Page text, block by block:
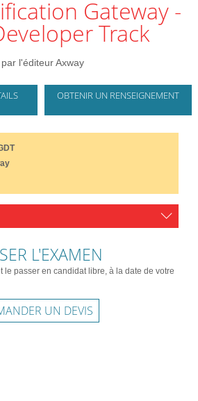
Track
par l'éditeur Axway
OBTENIR UN RENSEIGNEMENT
L'EXAMEN
le passer en candidat libre, à la date de votre
UN DEVIS